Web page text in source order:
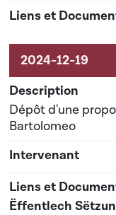
Dépôt d'une
Bartolomeo
Ëffentlech